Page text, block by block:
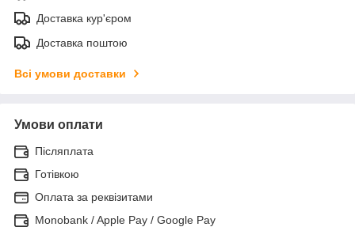
Доставка кур'єром
Доставка поштою
Всі умови доставки
Умови оплати
Післяплата
Готівкою
Оплата за реквізитами
Monobank / Apple Pay / Google Pay